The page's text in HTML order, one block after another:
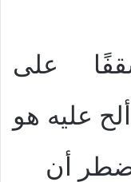
على
عليه هو
أن